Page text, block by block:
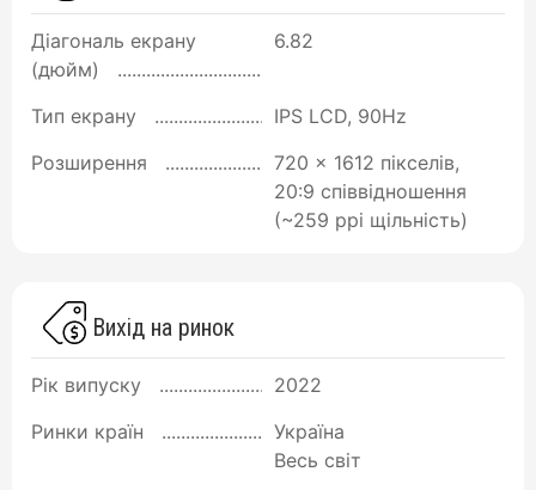
Діагональ екрану
(дюйм)
6.82
Тип екрану
IPS LCD, 90Hz
Розширення
720 x 1612 пікселів,
20:9 співвідношення
(~259 ppi щільність)
Вихід на ринок
Рік випуску
2022
Ринки країн
Україна
Весь світ